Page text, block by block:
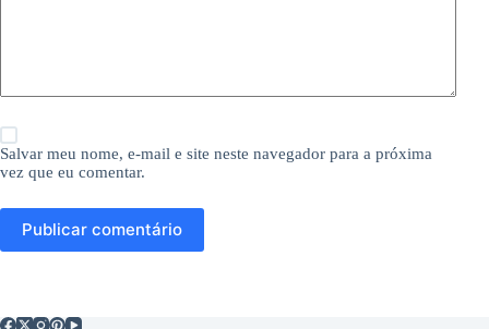
Salvar meu nome, e-mail e site neste navegador para a próxima
vez que eu comentar.
Publicar comentário